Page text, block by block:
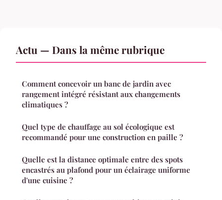
Actu — Dans la même rubrique
Comment concevoir un banc de jardin avec
rangement intégré résistant aux changements
climatiques ?
Quel type de chauffage au sol écologique est
recommandé pour une construction en paille ?
Quelle est la distance optimale entre des spots
encastrés au plafond pour un éclairage uniforme
d'une cuisine ?